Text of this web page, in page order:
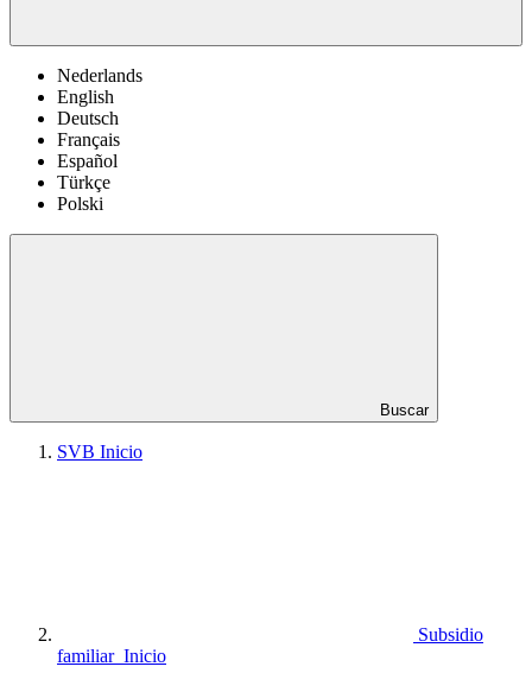
Nederlands
English
Deutsch
Français
Español
Türkçe
Polski
Buscar
SVB Inicio
Subsidio
familiar Inicio